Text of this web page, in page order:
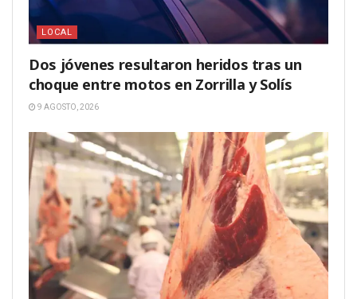
LOCAL
Dos jóvenes resultaron heridos tras un
choque entre motos en Zorrilla y Solís
9 AGOSTO, 2026